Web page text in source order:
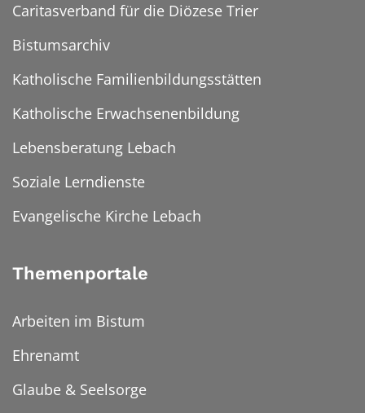
Caritasverband für die Diözese Trier
Bistumsarchiv
Katholische Familienbildungsstätten
Katholische Erwachsenenbildung
Lebensberatung Lebach
Soziale Lerndienste
Evangelische Kirche Lebach
Themenportale
Arbeiten im Bistum
Ehrenamt
Glaube & Seelsorge